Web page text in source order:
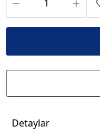
Detaylar